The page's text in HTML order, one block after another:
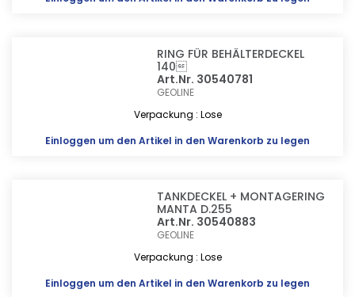
RING FÜR BEHÄLTERDECKEL
140
Art.Nr. 30540781
GEOLINE
Verpackung : Lose
Einloggen um den Artikel in den Warenkorb zu legen
TANKDECKEL + MONTAGERING
MANTA D.255
Art.Nr. 30540883
GEOLINE
Verpackung : Lose
Einloggen um den Artikel in den Warenkorb zu legen